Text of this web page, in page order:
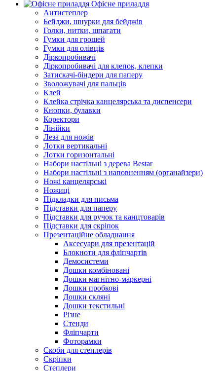
Офісне приладдя
Антистеплер
Бейджи, шнурки для бейджів
Голки, нитки, шпагати
Гумки для грошей
Гумки для олівців
Діркопробивачі
Діркопробивачі для клепок, клепки
Затискачі-біндери для паперу
Зволожувачі для пальців
Клей
Клейка стрічка канцелярська та диспенсери
Кнопки, булавки
Коректори
Лінійки
Леза для ножів
Лотки вертикальні
Лотки горизонтальні
Набори настільні з дерева Bestar
Набори настільні з наповненням (органайзери)
Ножі канцелярські
Ножиці
Підкладки для письма
Підставки для паперу
Підставки для ручок та канцтоварів
Підставки для скріпок
Презентаційне обладнання
Аксесуари для презентацій
Блокноти для фліпчартів
Демосистеми
Дошки комбіновані
Дошки магнітно-маркерні
Дошки пробкові
Дошки скляні
Дошки текстильні
Різне
Стенди
Фліпчарти
Фоторамки
Скоби для степлерів
Скріпки
Степлери